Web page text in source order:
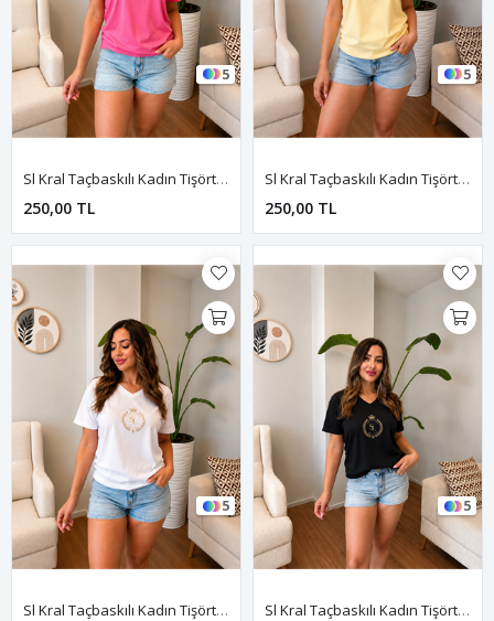
5
Sl Kral Taçbaskılı Kadın Tişört-Pembe
250,00 TL
5
Sl Kral Taçbaskılı Kadın Tişört-Sarı
250,00 TL
5
Sl Kral Taçbaskılı Kadın Tişört-Beyaz
5
Sl Kral Taçbaskılı Kadın Tişört-Siyah